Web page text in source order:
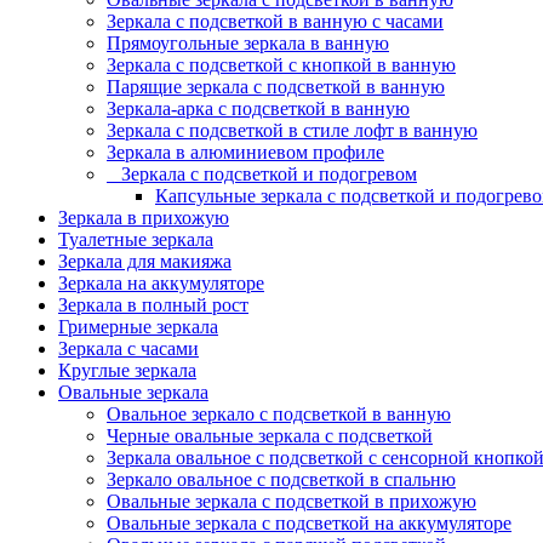
Зеркала с подсветкой в ванную с часами
Прямоугольные зеркала в ванную
Зеркала с подсветкой с кнопкой в ванную
Парящие зеркала с подсветкой в ванную
Зеркала-арка с подсветкой в ванную
Зеркала с подсветкой в стиле лофт в ванную
Зеркала в алюминиевом профиле
Зеркала с подсветкой и подогревом
Капсульные зеркала с подсветкой и
Зеркала в прихожую
Туалетные зеркала
Зеркала для макияжа
Зеркала на аккумуляторе
Зеркала в полный рост
Гримерные зеркала
Зеркала с часами
Круглые зеркала
Овальные зеркала
Овальное зеркало с подсветкой в ванную
Черные овальные зеркала с подсветкой
Зеркала овальное с подсветкой с сенсорной кнопкой
Зеркало овальное с подсветкой в спальню
Овальные зеркала с подсветкой в прихожую
Овальные зеркала с подсветкой на аккумуляторе